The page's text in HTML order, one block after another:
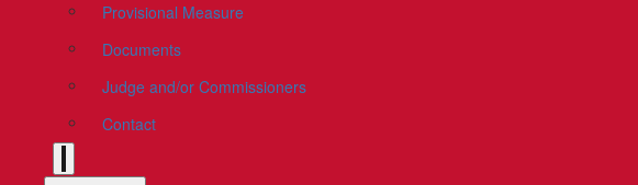
Provisional Measure
Documents
Judge and/or Commissioners
Contact